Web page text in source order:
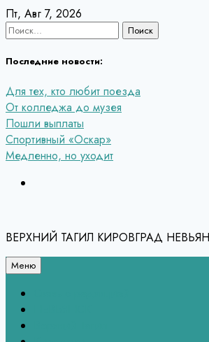
Перейти
к
Пт, Авг 7, 2026
Найти:
Последние новости:
Для тех, кто любит поезда
От колледжа до музея
Пошли выплаты
Спортивный «Оскар»
Медленно, но уходит
ВЕРХНИЙ ТАГИЛ КИРОВГРАД
Меню